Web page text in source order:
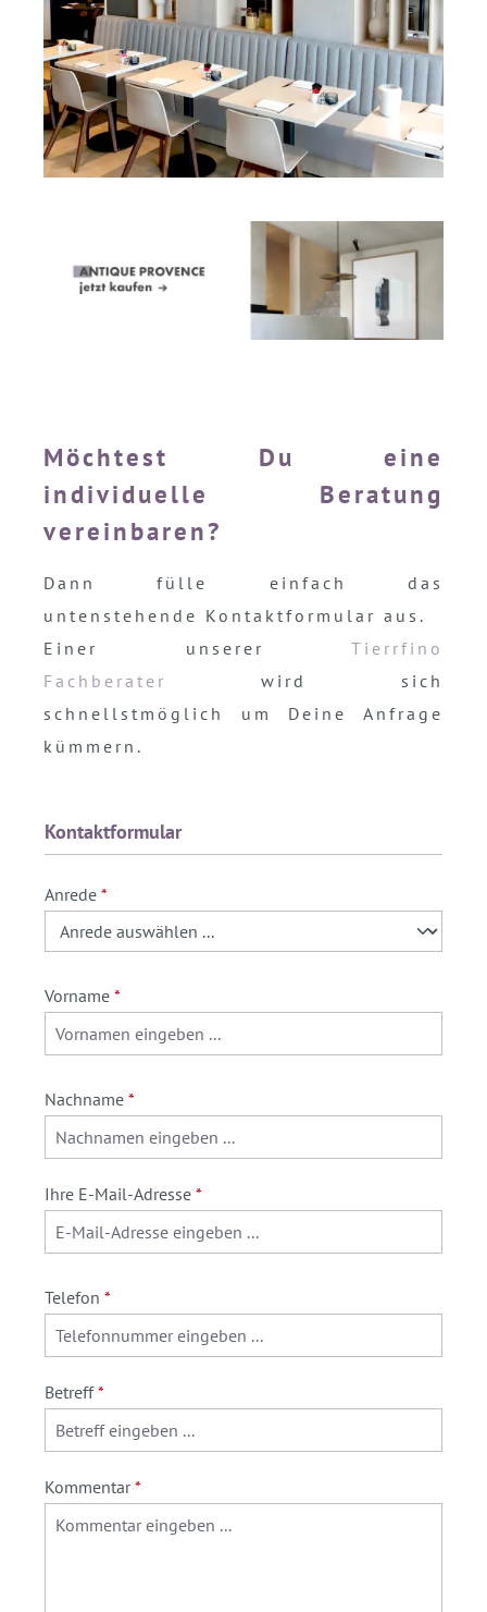
Möchtest Du eine
individuelle Beratung
vereinbaren?
Dann fülle einfach das
untenstehende Kontaktformular aus.
Einer unserer Tierrfino
Fachberater
wird sich
schnellstmöglich um Deine Anfrage
kümmern.
Kontaktformular
Anrede *
Vorname *
Nachname *
Ihre E-Mail-Adresse *
Telefon *
Betreff*
Kommentar*